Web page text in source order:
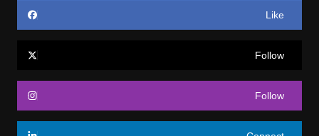
Like
Follow
Follow